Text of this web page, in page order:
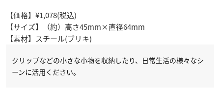
【価格】¥1,078(税込)
【サイズ】（約）高さ45mm×直径64mm
【素材】スチール(ブリキ)
クリップなどの小さな小物を収納したり、日常生活の様々なシ
ーンに活用ください。